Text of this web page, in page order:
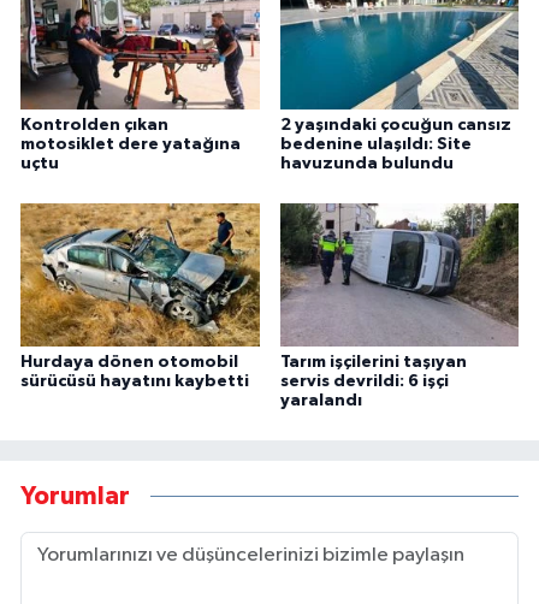
Kontrolden çıkan
motosiklet dere yatağına
uçtu
2 yaşındaki çocuğun cansız
bedenine ulaşıldı: Site
havuzunda bulundu
Hurdaya dönen otomobil
sürücüsü hayatını kaybetti
Tarım işçilerini taşıyan
servis devrildi: 6 işçi
yaralandı
Yorumlar